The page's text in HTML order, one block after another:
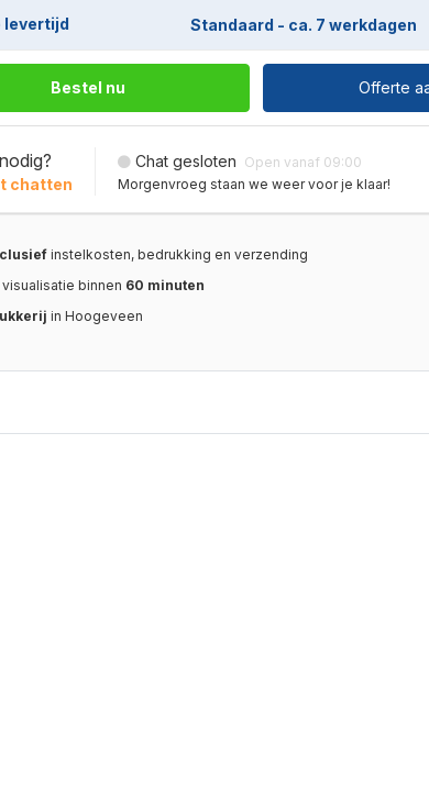
levertijd Standaard - ca. 7 werkdagen
Bestel nu Offerte
chatten
Chat gesloten Open vanaf 09:00
Morgenvroeg staan we weer voor je klaar!
instelkosten, bedrukking en verzending
visualisatie binnen 60 minuten
in Hoogeveen